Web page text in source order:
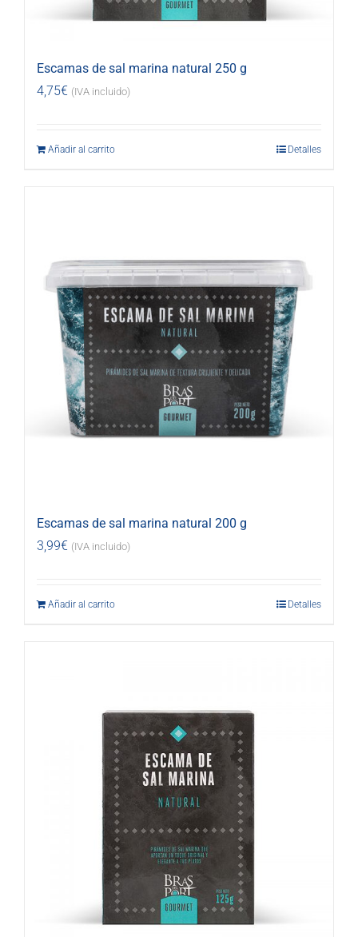
Escamas de sal marina natural 250 g
4,75€ (IVA incluido)
Añadir al carrito Detalles
Escamas de sal marina natural 200 g
3,99€ (IVA incluido)
Añadir al carrito Detalles